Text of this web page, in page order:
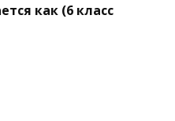
как (6 класс